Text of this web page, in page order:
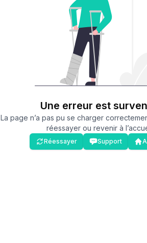
Une erreur est
La page n’a pas pu se charger
réessayer ou revenir à
Réessayer Support